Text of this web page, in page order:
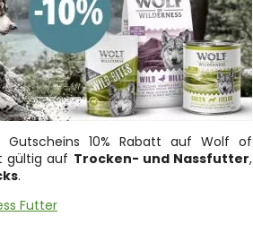
10% Rabatt auf Wolf of
gültig auf Trocken- und Nassfutter,
.
Futter